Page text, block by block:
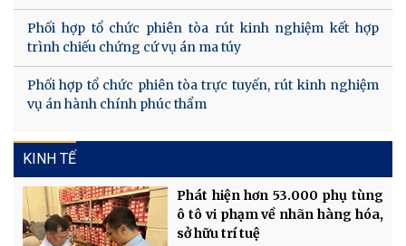
Phối hợp tổ chức phiên tòa rút kinh nghiệm kết hợp
trình chiếu chứng cứ vụ án ma túy
Phối hợp tổ chức phiên tòa trực tuyến, rút kinh nghiệm
vụ án hành chính phúc thẩm
KINH TẾ
Phát hiện hơn 53.000 phụ tùng
ô tô vi phạm về nhãn hàng hóa,
sở hữu trí tuệ